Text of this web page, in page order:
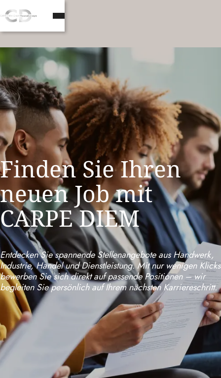
Finden Sie Ihren
neuen Job mit
CARPE DIEM
Entdecken Sie spannende Stellenangebote aus Handwerk,
Industrie, Handel und Dienstleistung. Mit nur wenigen Klicks
bewerben Sie sich direkt auf passende Positionen – wir
begleiten Sie persönlich auf Ihrem nächsten Karriereschritt.